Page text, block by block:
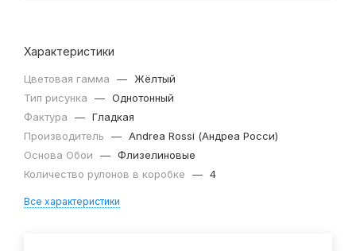
Характеристики
Цветовая гамма —
Жёлтый
Тип рисунка
— Однотонный
Фактура
— Гладкая
Производитель
— Andrea Rossi (Андреа Росси)
Основа Обои
— Флизелиновые
Количество рулонов в коробке
— 4
Все характеристики